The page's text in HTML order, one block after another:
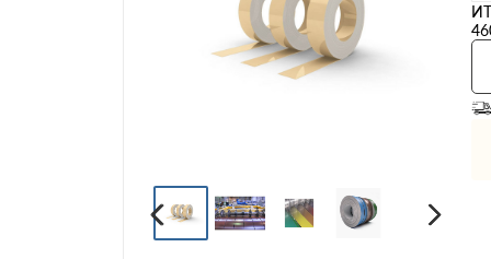
Рулонная сталь
Винтовые сваи
Профнастил